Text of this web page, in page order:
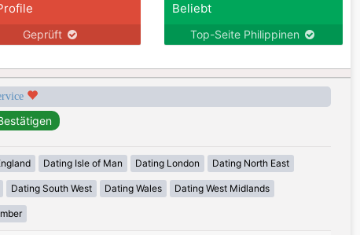
Geprüft
Beliebt
Top-Seite Philippinen
Dating Isle of Man Dating London Dating North East
Dating South West Dating Wales Dating West Midlands